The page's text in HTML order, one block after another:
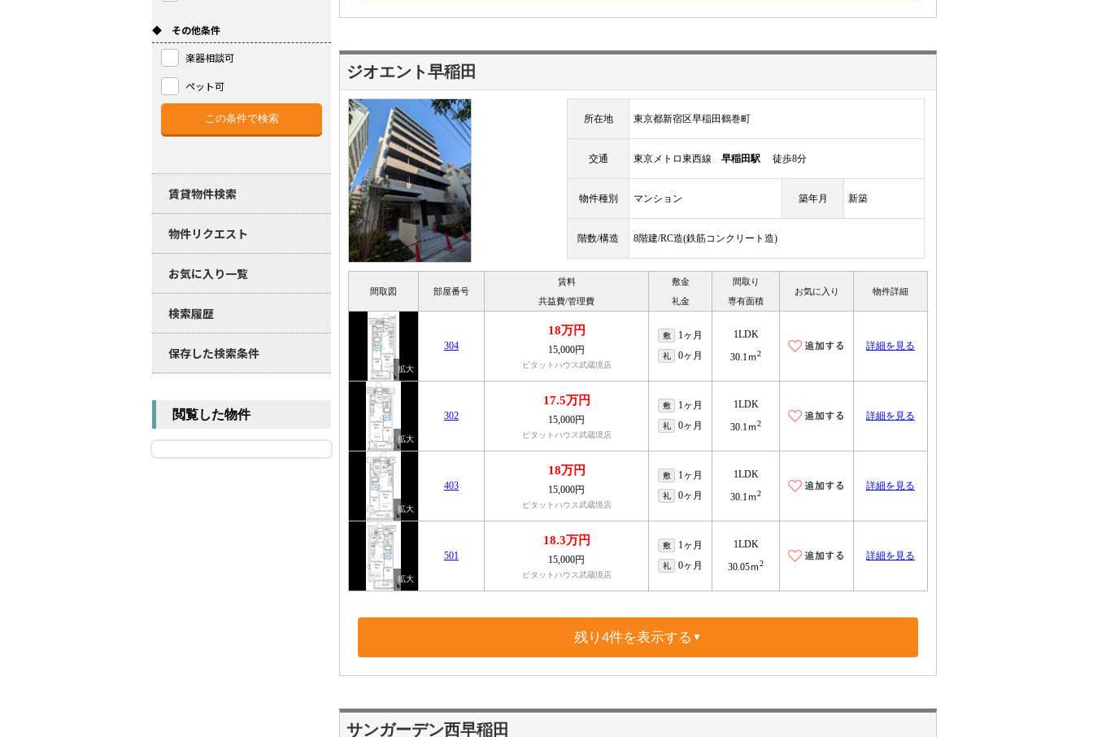
ジオエント早稲田
所在地 東京都新宿区早稲田鶴巻町
交通 東京メトロ東西線 早稲田駅 徒歩8分
物件種別 マンション 築年月 新築
階数/構造 8階建/RC造(鉄筋コンクリート造)
間取図 部屋番号
賃料
共益費/管理費
敷金
礼金
間取り
専有面積
お気に入り 物件詳細
304
18万円
15,000円
ピタットハウス武蔵境店
敷 1ヶ月
礼 0ヶ月
1LDK
30.1ｍ2
詳細を見る
302
17.5万円
15,000円
ピタットハウス武蔵境店
敷 1ヶ月
礼 0ヶ月
1LDK
30.1ｍ2
詳細を見る
403
18万円
15,000円
ピタットハウス武蔵境店
敷 1ヶ月
礼 0ヶ月
1LDK
30.1ｍ2
詳細を見る
501
18.3万円
15,000円
ピタットハウス武蔵境店
敷 1ヶ月
礼 0ヶ月
1LDK
30.05ｍ2
詳細を見る
残り4件を表示する ▼
サンガーデン西早稲田
◆ その他条件
楽器相談可
ペット可
賃貸物件検索
物件リクエスト
お気に入り一覧
検索履歴
保存した検索条件
閲覧した物件